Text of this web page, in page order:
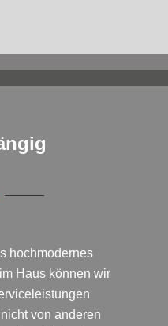
hochmodernes
Haus können wir
von anderen